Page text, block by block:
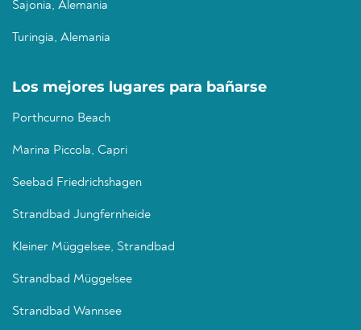
Sajonia, Alemania
Turingia, Alemania
Los mejores lugares para bañarse
Porthcurno Beach
Marina Piccola, Capri
Seebad Friedrichshagen
Strandbad Jungfernheide
Kleiner Müggelsee, Strandbad
Strandbad Müggelsee
Strandbad Wannsee